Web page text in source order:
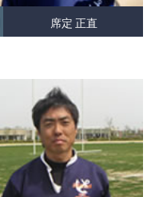
席定 正直